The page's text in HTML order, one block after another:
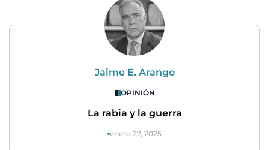
Jaime E. Arango
OPINIÓN
La rabia y la guerra
enero 27, 2025